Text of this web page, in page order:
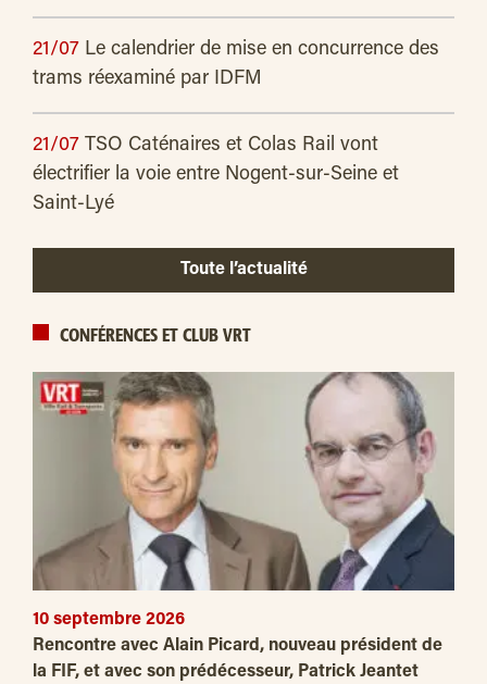
21/07 Le calendrier de mise en concurrence des
trams réexaminé par IDFM
21/07 TSO Caténaires et Colas Rail vont
électrifier la voie entre Nogent-sur-Seine et
Saint-Lyé
Toute l’actualité
CONFÉRENCES ET CLUB VRT
10 septembre 2026
Rencontre avec Alain Picard, nouveau président de
la FIF, et avec son prédécesseur, Patrick Jeantet